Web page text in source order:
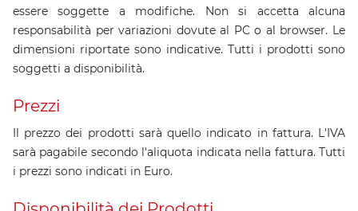
essere soggette a modifiche. Non si accetta alcuna
responsabilità per variazioni dovute al PC o al browser. Le
dimensioni riportate sono indicative. Tutti i prodotti sono
soggetti a disponibilità.
Prezzi
Il prezzo dei prodotti sarà quello indicato in fattura. L'IVA
sarà pagabile secondo l'aliquota indicata nella fattura. Tutti
i prezzi sono indicati in Euro.